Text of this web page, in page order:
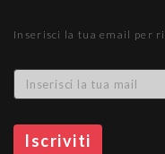
Inserisci la tua email per